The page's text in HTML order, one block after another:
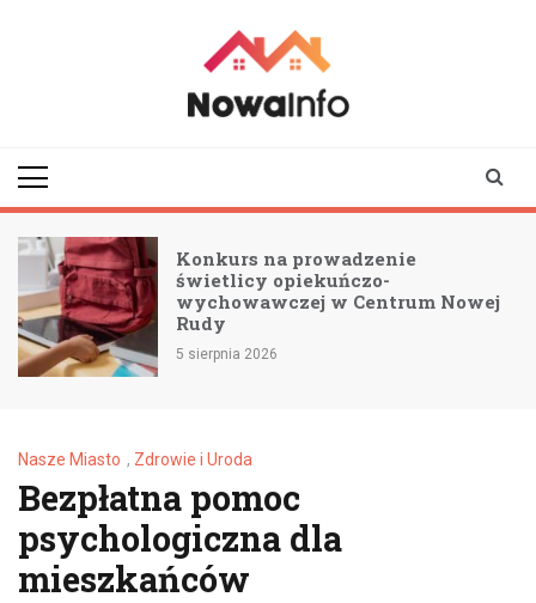
Konkurs na prowadzenie
świetlicy opiekuńczo-
wychowawczej w Centrum Nowej
Rudy
5 sierpnia 2026
Nasze Miasto , Zdrowie i Uroda
Bezpłatna pomoc
psychologiczna dla
mieszkańców